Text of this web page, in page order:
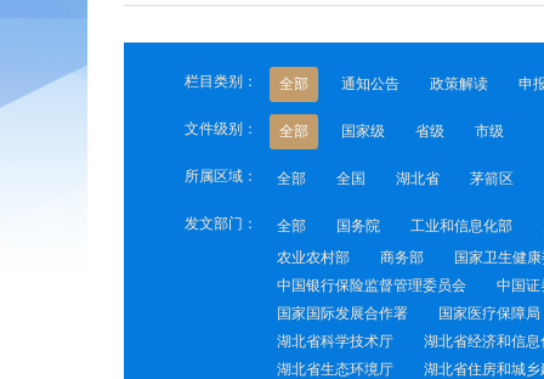
栏目类别： 全部 通知公告 政策解读 申
文件级别： 全部 国家级 省级 市级
所属区域： 全部 全国 湖北省 茅箭区
发文部门： 全部 国务院 工业和信息化部
农业农村部
商务部 国家卫生健
中国银行保险监督管理委员会
中国证
国家国际发展合作署
国家医疗保障局
湖北省科学技术厅
湖北省经济和信息
湖北省生态环境厅
湖北省住房和城乡